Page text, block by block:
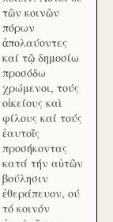
τῶν κοινῶν
πόρων
ἀπολαύοντες
καί τῷ δημοσίω
προσόδω
χρώμενοι, τούς
οἰκείους καὶ
φίλους καί τούς
ἑαυτοῖς
προσήκοντας
κατά τήν αὑτῶν
βούλησιν
ἐθεράπευον, ού
τό κοινόν